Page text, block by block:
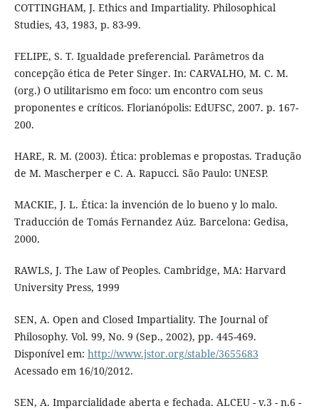
COTTINGHAM, J. Ethics and Impartiality. Philosophical
Studies, 43, 1983, p. 83-99.
FELIPE, S. T. Igualdade preferencial. Parâmetros da
concepção ética de Peter Singer. In: CARVALHO, M. C. M.
(org.) O utilitarismo em foco: um encontro com seus
proponentes e críticos. Florianópolis: EdUFSC, 2007. p. 167-
200.
HARE, R. M. (2003). Ética: problemas e propostas. Tradução
de M. Mascherper e C. A. Rapucci. São Paulo: UNESP.
MACKIE, J. L. Ética: la invención de lo bueno y lo malo.
Traducción de Tomás Fernandez Aúz. Barcelona: Gedisa,
2000.
RAWLS, J. The Law of Peoples. Cambridge, MA: Harvard
University Press, 1999
SEN, A. Open and Closed Impartiality. The Journal of
Philosophy. Vol. 99, No. 9 (Sep., 2002), pp. 445-469.
Disponível em: http://www.jstor.org/stable/3655683
Acessado em 16/10/2012.
SEN, A. Imparcialidade aberta e fechada. ALCEU - v.3 - n.6 -